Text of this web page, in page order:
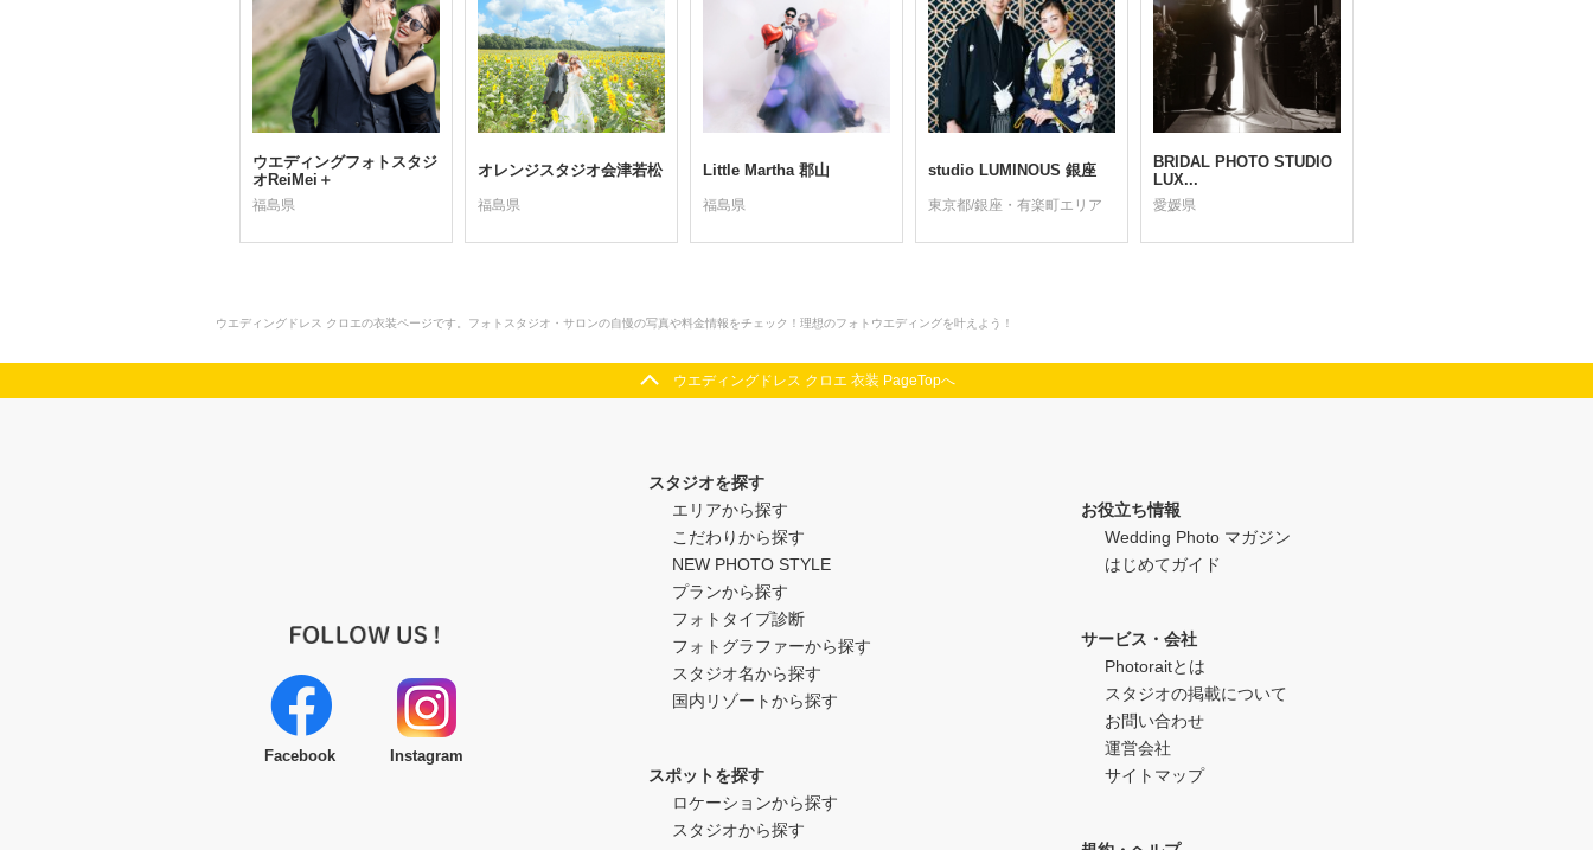
ウエディングフォトスタジ
オReiMei＋
福島県
オレンジスタジオ会津若松
福島県
Little Martha 郡山
福島県
studio LUMINOUS 銀座
東京都/銀座・有楽町エリア
BRIDAL PHOTO STUDIO
LUX...
愛媛県
ウエディングドレス クロエの衣装ページです。フォトスタジオ・サロンの自慢の写真や料金情報をチェック！理想のフォトウエディングを叶えよう！
ウエディングドレス クロエ 衣装 PageTopへ
Facebook Instagram
スタジオを探す
エリアから探す
こだわりから探す
NEW PHOTO STYLE
プランから探す
フォトタイプ診断
フォトグラファーから探す
スタジオ名から探す
国内リゾートから探す
スポットを探す
ロケーションから探す
スタジオから探す
お役立ち情報
Wedding Photo マガジン
はじめてガイド
サービス・会社
Photoraitとは
スタジオの掲載について
お問い合わせ
運営会社
サイトマップ